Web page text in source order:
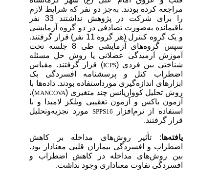
مراجعه کرده بودند. به‌جز دو نفر که شرایط لازم
را برای شرکت در پژوهش نداشتند 33 نفر
باقیمانده به‌صورت تصادفی در دو گروه آزمایشی
و یک گروه کنترل (هر گروه 11 نفر) قرار گرفتند.
سپس گروه‌های آزمایشی طی 8 جلسه تحت
آموزش آرمیدگی عضلانی یا روش حل مسئله
شناختی بین فردی ( ICPS) قرار گرفتند. مقیاس
اضطراب کتل و پرسشنامه افسردگی بک
ابزارهای اندازه‌گیری مورداستفاده بودند. داده‌ها با
روش تحلیل کوواریانس چند متغیری (MANCOVA)،
آزمون باکس و آزمون تعقیبی ویلکز لامبدا و با
استفاده از نرم‌افزار SPPS16مورد تجزیه‌وتحلیل
قرار گرفتند.
یافته‌ها: تأثیر روش‌های مداخله بر کاهش
اضطراب و افسردگی بیماران قلبی معنادار بود.
بین روش‌های مداخله در کاهش اضطراب و
افسردگی تفاوت معناداری وجود نداشت.